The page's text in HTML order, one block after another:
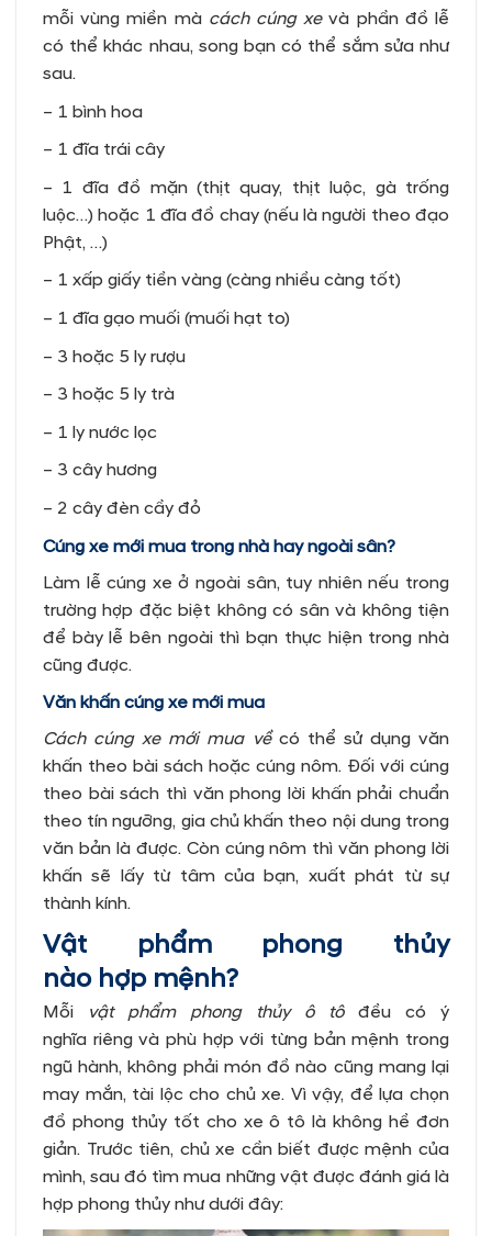
mỗi vùng miền mà cách cúng xevà phần đồ lễ
có thể khác nhau, song bạn có thể sắm sửa như
sau.
– 1 bình hoa
– 1 đĩa trái cây
– 1 đĩa đồ mặn (thịt quay, thịt luộc, gà trống
luộc…) hoặc 1 đĩa đồ chay (nếu là người theo đạo
Phật, …)
– 1 xấp giấy tiền vàng (càng nhiều càng tốt)
– 1 đĩa gạo muối (muối hạt to)
– 3 hoặc 5 ly rượu
– 3 hoặc 5 ly trà
– 1 ly nước lọc
– 3 cây hương
– 2 cây đèn cầy đỏ
Cúng xe mới mua trong nhà hay ngoài sân?
Làm lễ cúng xe ở ngoài sân, tuy nhiên nếu trong
trường hợp đặc biệt không có sân và không tiện
để bày lễ bên ngoài thì bạn thực hiện trong nhà
cũng được.
Văn khấn cúng xe mới mua
Cách cúng xe mới mua vềcó thể sử dụng văn
khấn theo bài sách hoặc cúng nôm. Đối với cúng
theo bài sách thì văn phong lời khấn phải chuẩn
theo tín ngưỡng, gia chủ khấn theo nội dung trong
văn bản là được. Còn cúng nôm thì văn phong lời
khấn sẽ lấy từ tâm của bạn, xuất phát từ sự
thành kính.
Vật phẩm phong thủy
nào hợp mệnh?
Mỗi vật phẩm phong thủy ô tôđều có ý
nghĩa riêng và phù hợp với từng bản mệnh trong
ngũ hành, không phải món đồ nào cũng mang lại
may mắn, tài lộc cho chủ xe. Vì vậy, để lựa chọn
đồ phong thủy tốt cho xe ô tô là không hề đơn
giản. Trước tiên, chủ xe cần biết được mệnh của
mình, sau đó tìm mua những vật được đánh giá là
hợp phong thủy như dưới đây: